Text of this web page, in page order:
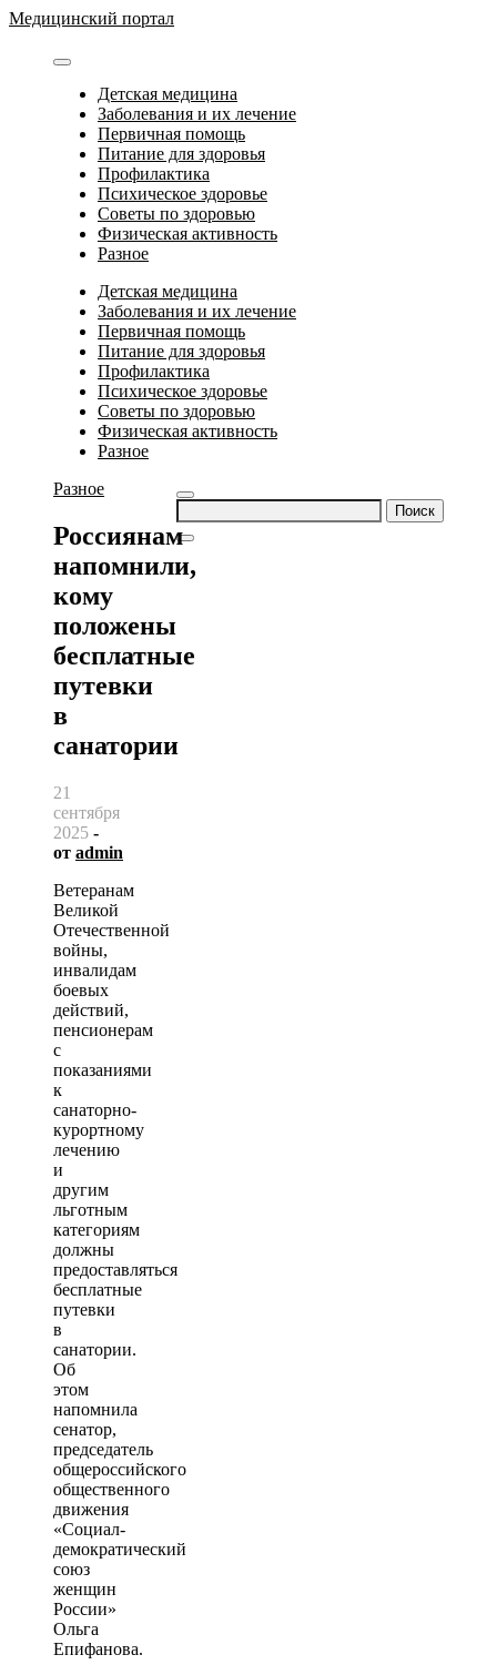
Перейти
содержимому
Медицинский портал
Детская медицина
Заболевания и их лечение
Первичная помощь
Питание для здоровья
Профилактика
Психическое здоровье
Советы по здоровью
Физическая активность
Разное
Детская медицина
Заболевания и их лечение
Первичная помощь
Питание для здоровья
Профилактика
Психическое здоровье
Советы по здоровью
Физическая активность
Разное
Найти:
Разное
Россиянам
напомнили,
кому
положены
бесплатные
путевки
в
санатории
21
сентября
2025 -
от admin
Ветеранам
Великой
Отечественной
войны,
инвалидам
боевых
действий,
пенсионерам
с
показаниями
к
санаторно-
курортному
лечению
и
другим
льготным
категориям
должны
предоставляться
бесплатные
путевки
в
санатории.
Об
этом
напомнила
сенатор,
председатель
общероссийского
общественного
движения
«Социал-
демократический
союз
женщин
России»
Ольга
Епифанова.